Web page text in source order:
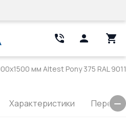
мм Altest Pony 375 RAL
Характеристики